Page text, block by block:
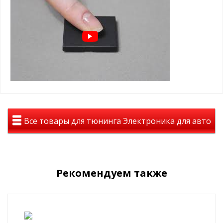
Улучшение эластичности
Четкий отклик на педаль газа
Улучшение процесса трогания автомобиля с места
Причина появления контроллера
дроссельной заслонки?
вредных веществ: бережем природу:) и сниженным расходом
задержка ( затуп, лаг), которая притупляла реакцию
двигателя на нажатие педали на ВСЕХ автомобилях ВСЕХ
марок.
свести к минимуму данный затуп.
Pivot 3-drive Throttle Controller, Blitz Throttle Controller,
Все товары для тюнинга Электроника для авто
Рекомендуем также